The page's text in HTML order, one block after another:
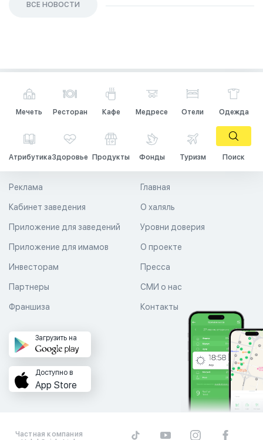
ВСЕ НОВОСТИ
Мечеть Ресторан Кафе Медресе Отели Одежда
АтрибутикаЗдоровье Продукты Фонды Туризм Поиск
Главная
О халяль
Уровни доверия
Реклама
Кабинет заведения
Приложение для заведений
Приложение для имамов О проекте
Пресса
СМИ о нас
Контакты
Инвесторам
Партнеры
Франшиза
Загрузить на
Доступно в
App Store
Частная компания